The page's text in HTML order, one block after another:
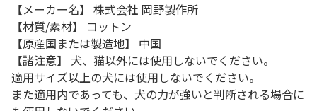
【メーカー名】 株式会社 岡野製作所
【材質/素材】 コットン
【原産国または製造地】 中国
【諸注意】 犬、猫以外には使用しないでください。
適用サイズ以上の犬には使用しないでください。
また適用内であっても、犬の力が強いと判断される場合に